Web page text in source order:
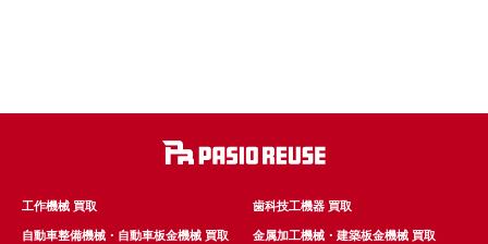
工作機械 買取 歯科技工機器 買取
自動車整備機械・自動車板金機械 買取 金属加工機械・建築板金機械 買取